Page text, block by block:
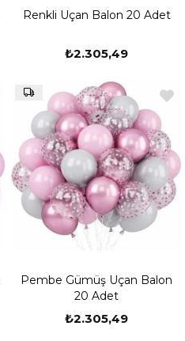
Renkli Uçan Balon 20 Adet
₺2.305,49
Pembe Gümüş Uçan Balon
20 Adet
₺2.305,49